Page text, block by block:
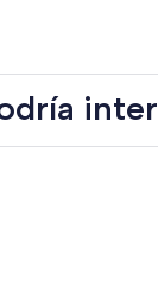
West